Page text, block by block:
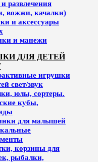
развлечения
вожжи, качалки)
и аксессуары
и манежи
ДЛЯ ДЕТЕЙ
игрушки
свет/звук
юлы, сортеры.
кубы,
для малышей
корзины для
рыбалки,